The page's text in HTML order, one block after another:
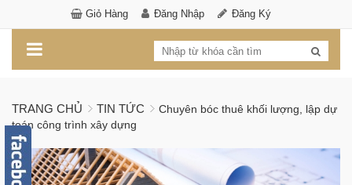
Giỏ Hàng Đăng Nhập Đăng Ký
TRANG CHỦ TIN TỨC
Chuyên bóc thuê khối lượng, lập dự
toán công trình xây dựng